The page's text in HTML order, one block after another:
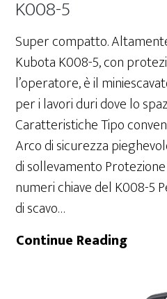
K008-5
Super compatto.
Kubota K008-5, con
l’operatore, è il
per i lavori duri dove lo
Caratteristiche Tipo
Arco di sicurezza
di sollevamento
numeri chiave del K008-5
di scavo…
Continue ReadingK008-